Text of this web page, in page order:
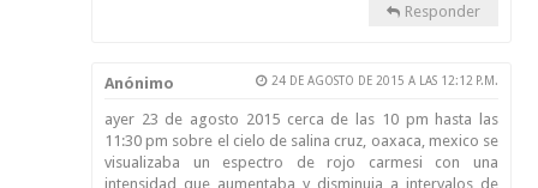
Responder
Anónimo 24 DE AGOSTO DE 2015 A LAS 12:12 P.M.
ayer 23 de agosto 2015 cerca de las 10 pm hasta las
11:30 pm sobre el cielo de salina cruz, oaxaca, mexico se
visualizaba un espectro de rojo carmesi con una
intensidad que aumentaba y disminuia a intervalos de